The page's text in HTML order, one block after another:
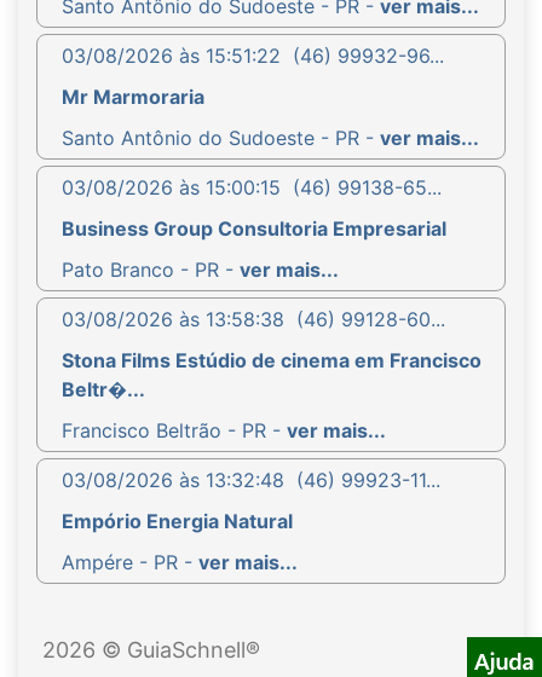
Santo Antônio do Sudoeste - PR - ver mais...
03/08/2026 às 15:51:22 (46) 99932-96...
Mr Marmoraria
Santo Antônio do Sudoeste - PR - ver mais...
03/08/2026 às 15:00:15 (46) 99138-65...
Business Group Consultoria Empresarial
Pato Branco - PR - ver mais...
03/08/2026 às 13:58:38 (46) 99128-60...
Stona Films Estúdio de cinema em Francisco
Beltr�...
Francisco Beltrão - PR - ver mais...
03/08/2026 às 13:32:48 (46) 99923-11...
Empório Energia Natural
Ampére - PR - ver mais...
2026 © GuiaSchnell®